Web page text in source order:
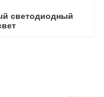
светодиодный